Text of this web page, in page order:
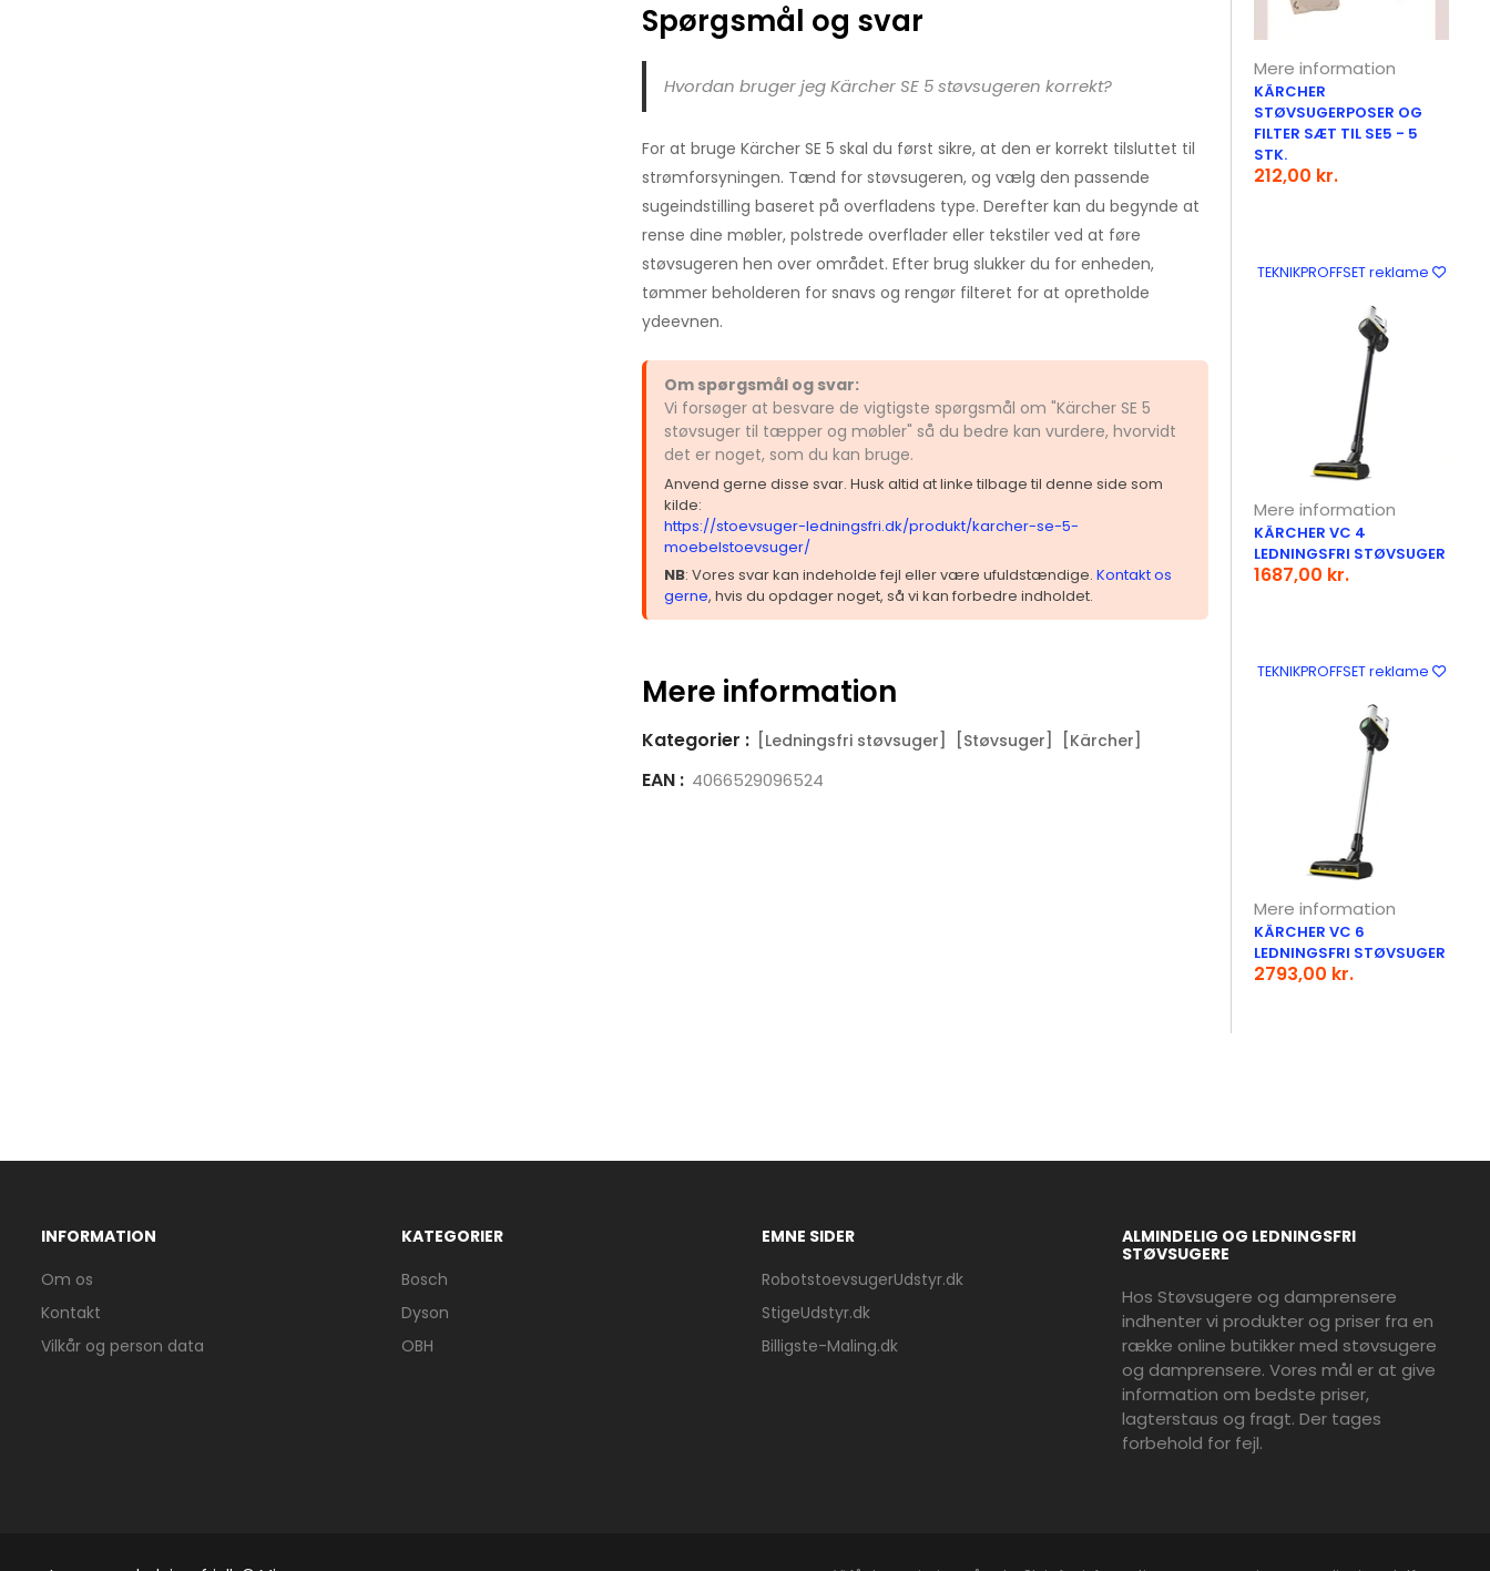
Spørgsmål og svar
Hvordan bruger jeg Kärcher SE 5 støvsugeren korrekt?
For at bruge Kärcher SE 5 skal du først sikre, at den er korrekt tilsluttet til
strømforsyningen. Tænd for støvsugeren, og vælg den passende
sugeindstilling baseret på overfladens type. Derefter kan du begynde at
rense dine møbler, polstrede overflader eller tekstiler ved at føre
støvsugeren hen over området. Efter brug slukker du for enheden,
tømmer beholderen for snavs og rengør filteret for at opretholde
ydeevnen.
Om spørgsmål og svar:
Vi forsøger at besvare de vigtigste spørgsmål om "Kärcher SE 5
støvsuger til tæpper og møbler" så du bedre kan vurdere, hvorvidt
det er noget, som du kan bruge.
Anvend gerne disse svar. Husk altid at linke tilbage til denne side som
kilde:
https://stoevsuger-ledningsfri.dk/produkt/karcher-se-5-
moebelstoevsuger/
NB: Vores svar kan indeholde fejl eller være ufuldstændige. Kontakt os
gerne, hvis du opdager noget, så vi kan forbedre indholdet.
Mere information
Kategorier : [Ledningsfri støvsuger] [Støvsuger] [Kärcher]
EAN : 4066529096524
Mere information
KÄRCHER
STØVSUGERPOSER OG
FILTER SÆT TIL SE5 - 5
STK.
212,00 kr.
TEKNIKPROFFSET reklame
Mere information
KÄRCHER VC 4
LEDNINGSFRI STØVSUGER
1687,00 kr.
TEKNIKPROFFSET reklame
Mere information
KÄRCHER VC 6
LEDNINGSFRI STØVSUGER
2793,00 kr.
INFORMATION
Om os
Kontakt
Vilkår og person data
KATEGORIER
Bosch
Dyson
OBH
EMNE SIDER
RobotstoevsugerUdstyr.dk
StigeUdstyr.dk
Billigste-Maling.dk
ALMINDELIG OG LEDNINGSFRI
STØVSUGERE
Hos Støvsugere og damprensere
indhenter vi produkter og priser fra en
række online butikker med støvsugere
og damprensere. Vores mål er at give
information om bedste priser,
lagterstaus og fragt. Der tages
forbehold for fejl.